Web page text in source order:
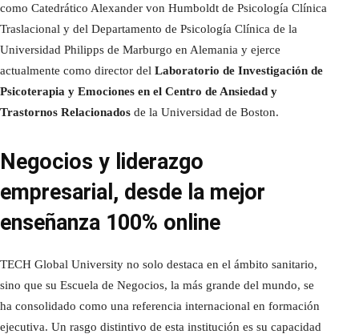
como Catedrático Alexander von Humboldt de Psicología Clínica
Traslacional y del Departamento de Psicología Clínica de la
Universidad Philipps de Marburgo en Alemania y ejerce
actualmente como director del Laboratorio de Investigación de
Psicoterapia y Emociones en el Centro de Ansiedad y
Trastornos Relacionados de la Universidad de Boston.
Negocios y liderazgo
empresarial, desde la mejor
enseñanza 100% online
TECH Global University no solo destaca en el ámbito sanitario,
sino que su Escuela de Negocios, la más grande del mundo, se
ha consolidado como una referencia internacional en formación
ejecutiva. Un rasgo distintivo de esta institución es su capacidad